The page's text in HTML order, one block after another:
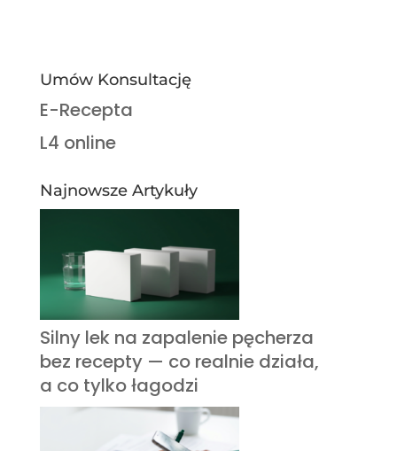
Umów Konsultację
E-Recepta
L4 online
Najnowsze Artykuły
Silny lek na zapalenie pęcherza
bez recepty — co realnie działa,
a co tylko łagodzi